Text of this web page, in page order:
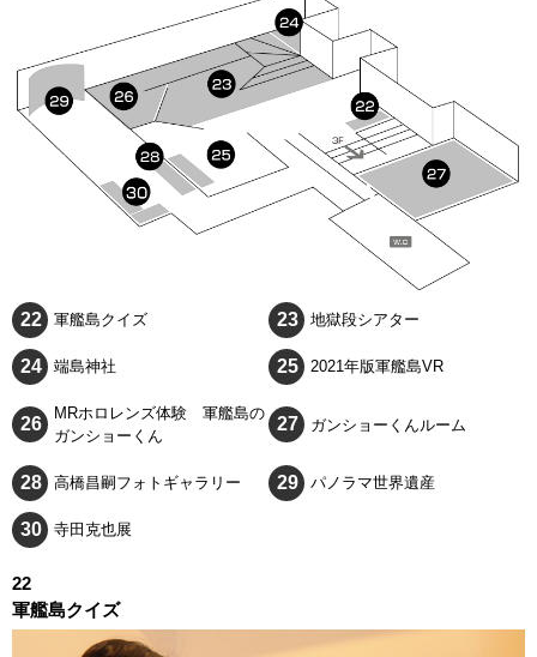
軍艦島クイズ 地獄段シアター
端島神社 2021年版軍艦島VR
MRホロレンズ体験 軍艦島の
ガンショーくん
ガンショーくんルーム
高橋昌嗣フォトギャラリー パノラマ世界遺産
寺田克也展
22
軍艦島クイズ